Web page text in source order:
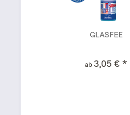
GLASFEE
ab 3,05 € *